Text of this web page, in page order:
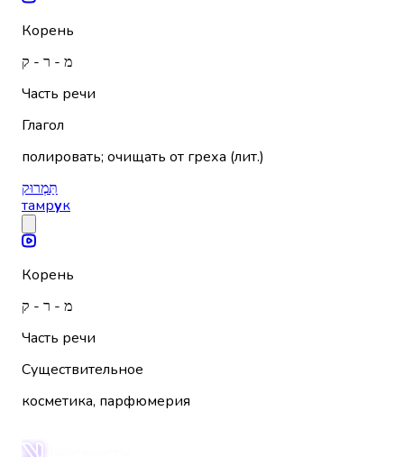
Корень
מ - ר - ק
Часть речи
Глагол
полировать; очищать от греха (лит.)
תַּמְרוּק
тамрук
Корень
מ - ר - ק
Часть речи
Существительное
косметика, парфюмерия